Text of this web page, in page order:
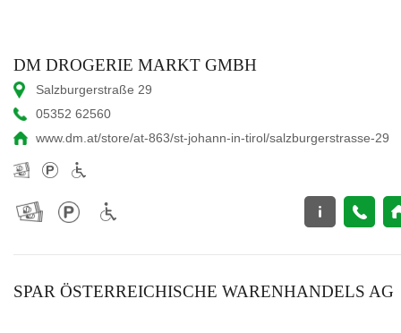
DM DROGERIE MARKT GMBH
Salzburgerstraße 29
05352 62560
www.dm.at/store/at-863/st-johann-in-tirol/salzburgerstrasse-29
SPAR ÖSTERREICHISCHE WARENHANDELS AG